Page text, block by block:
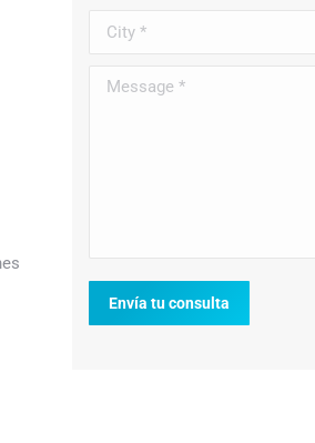
City *
Message *
Envía tu consulta